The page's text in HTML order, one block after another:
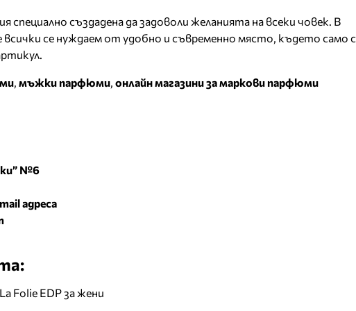
специално създадена да задоволи желанията на всеки човек. В
се нуждаем от удобно и съвременно място, където само с
мъжки парфюми онлайн магазини за маркови парфюми
№6
адреса
Folie EDP за жени